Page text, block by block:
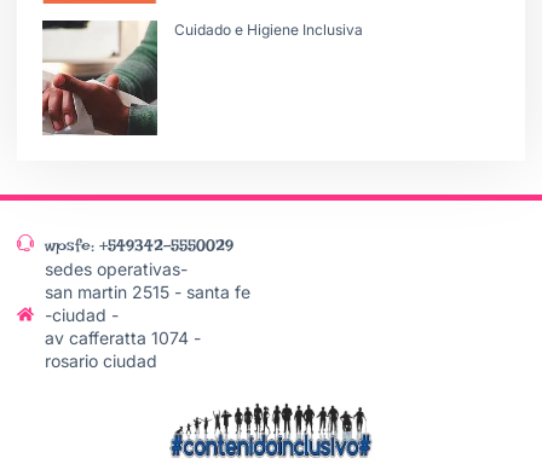
Cuidado e Higiene Inclusiva
wpsfe: +549342-5550029
sedes operativas-
san martin 2515 - santa fe
-ciudad -
av cafferatta 1074 -
rosario ciudad